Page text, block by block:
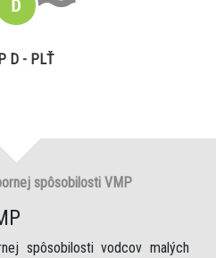
D - PLŤ
spôsobilosti VMP
spôsobilosti vodcov malých